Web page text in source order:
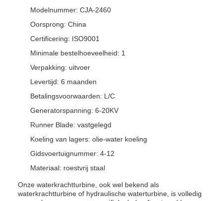
Modelnummer: CJA-2460
Oorsprong: China
Certificering: ISO9001
Minimale bestelhoeveelheid: 1
Verpakking: uitvoer
Levertijd: 6 maanden
Betalingsvoorwaarden: L/C
Generatorspanning: 6-20KV
Runner Blade: vastgelegd
Koeling van lagers: olie-water koeling
Gidsvoertuignummer: 4-12
Materiaal: roestvrij staal
Onze waterkrachtturbine, ook wel bekend als
waterkrachtturbine of hydraulische waterturbine, is volledig